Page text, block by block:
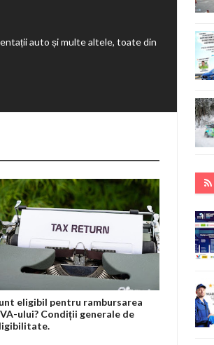
auto și multe altele, toate din
eligibil pentru rambursarea
ului? Condiții generale de